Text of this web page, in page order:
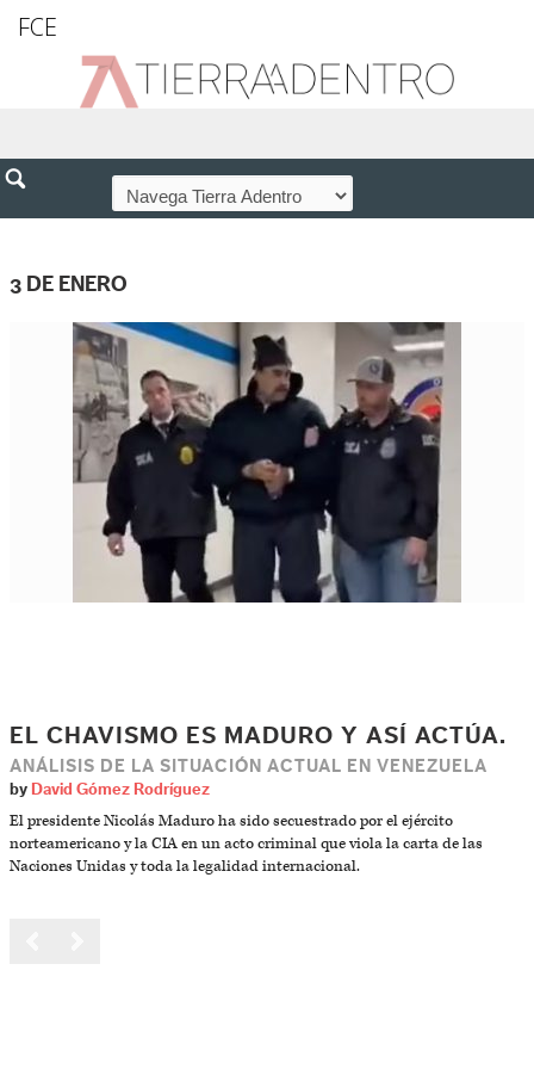
FCE
3 DE ENERO
EL CHAVISMO ES MADURO Y ASÍ ACTÚA.
ANÁLISIS DE LA SITUACIÓN ACTUAL EN VENEZUELA
by David Gómez Rodríguez
El presidente Nicolás Maduro ha sido secuestrado por el ejército
norteamericano y la CIA en un acto criminal que viola la carta de las
Naciones Unidas y toda la legalidad internacional.